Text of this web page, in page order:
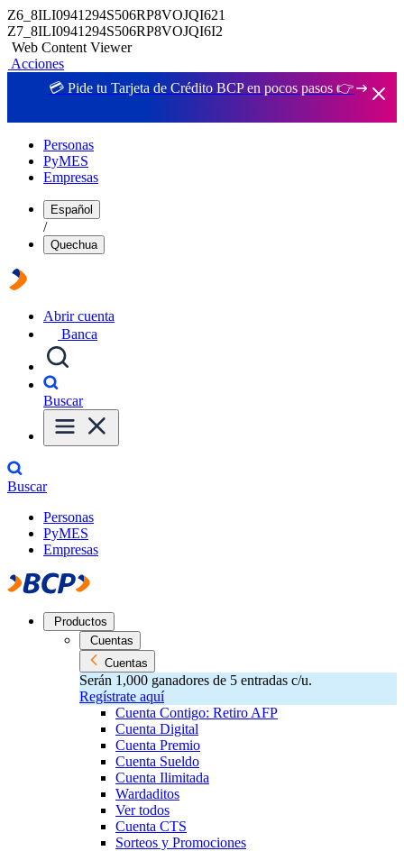
Z6_8ILI0941294S506RP8VOJQI621
Z7_8ILI0941294S506RP8VOJQI6I2
Web Content Viewer
Acciones
💳 Pide tu Tarjeta de Crédito BCP en pocos pasos 👉
Personas
PyMES
Empresas
Español
/
Quechua
Abrir cuenta
Banca
Buscar
Buscar
Personas
PyMES
Empresas
Productos
Cuentas
Cuentas
Serán 1,000 ganadores de 5 entradas c/u.
Regístrate aquí
Cuenta Contigo: Retiro AFP
Cuenta Digital
Cuenta Premio
Cuenta Sueldo
Cuenta Ilimitada
Wardaditos
Ver todos
Cuenta CTS
Sorteos y Promociones